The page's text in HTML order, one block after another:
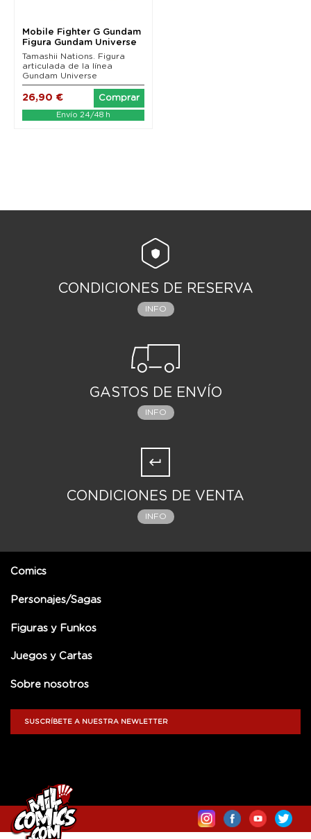
Mobile Fighter G Gundam
Figura Gundam Universe
GF13-001 NHII...
Tamashii Nations. Figura
articulada de la línea
Gundam Universe
26,90 € Comprar
Envío 24/48 h
CONDICIONES DE RESERVA
INFO
GASTOS DE ENVÍO
INFO
CONDICIONES DE VENTA
INFO
Comics
Personajes/Sagas
Figuras y Funkos
Juegos y Cartas
Sobre nosotros
SUSCRÍBETE A NUESTRA NEWLETTER